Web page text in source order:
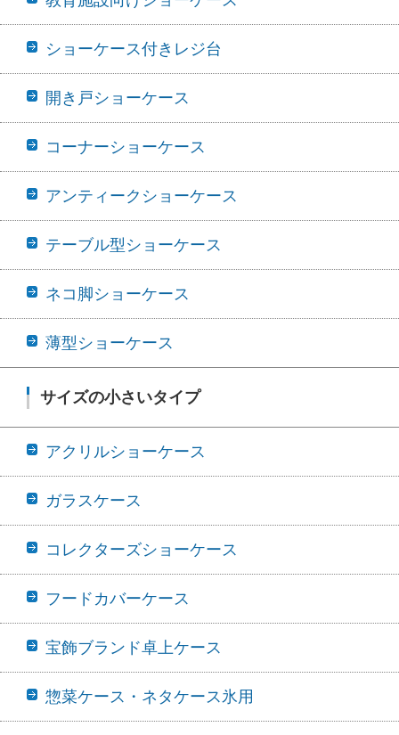
ショーケース付きレジ台
開き戸ショーケース
コーナーショーケース
アンティークショーケース
テーブル型ショーケース
ネコ脚ショーケース
薄型ショーケース
サイズの小さいタイプ
アクリルショーケース
ガラスケース
コレクターズショーケース
フードカバーケース
宝飾ブランド卓上ケース
惣菜ケース・ネタケース氷用